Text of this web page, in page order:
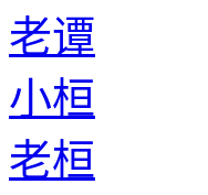
老谭
小桓
老桓